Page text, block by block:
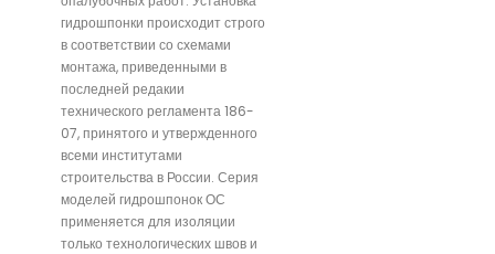
гидрошпонки происходит строго
в соответствии со схемами
монтажа, приведенными в
последней редакии
технического регламента 186-
07, принятого и утвержденного
всеми институтами
строительства в России. Серия
моделей гидрошпонок ОС
применяется для изоляции
только технологических швов и